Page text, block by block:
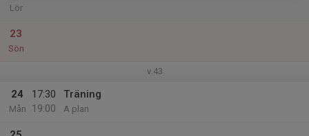
Lör
23
Sön
v.43
24
Mån
17:30
19:00
Träning
A plan